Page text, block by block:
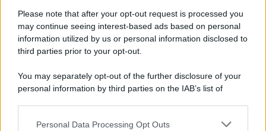
Please note that after your opt-out request is processed you
may continue seeing interest-based ads based on personal
information utilized by us or personal information disclosed to
third parties prior to your opt-out.
You may separately opt-out of the further disclosure of your
personal information by third parties on the IAB’s list of
This information may also be disclosed by us to third parties
Personal Data Processing Opt Outs
Hig Tech Mag
Scoop Mag
Lgbtqia News
Motors Magazine 365
Day Travel 365
Home Magazine 365
Cineverse Magazine